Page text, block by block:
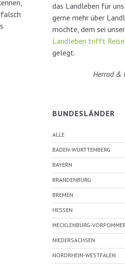
das Landleben für
gerne mehr über
möchte, dem sei
Landleben trifft
gelegt.
Herrad &
BUNDESLÄNDER
ALLE
BADEN-WÜRTTEMBERG
BAYERN
BRANDENBURG
BREMEN
HESSEN
MECKLENBURG-
NIEDERSACHSEN
NORDRHEIN-WESTFALEN